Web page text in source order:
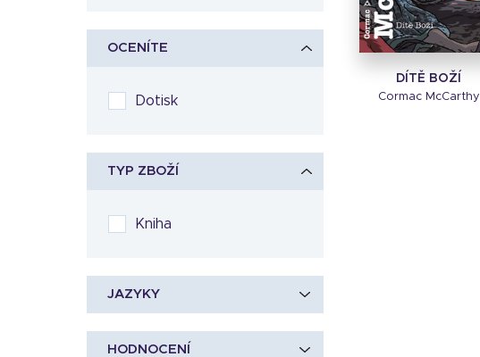
OCENÍTE
Dotisk
TYP ZBOŽÍ
Kniha
JAZYKY
HODNOCENÍ
DÍTĚ BOŽÍ
Cormac McCarthy